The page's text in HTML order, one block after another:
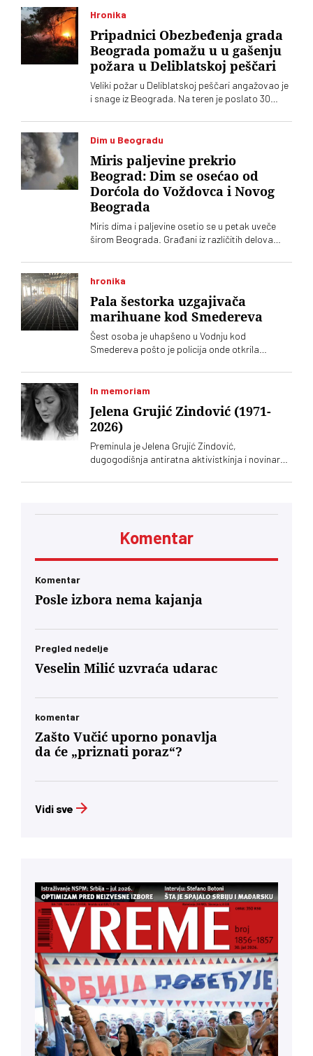
Hronika
Pripadnici Obezbeđenja grada
Beograda pomažu u u gašenju
požara u Deliblatskoj peščari
Veliki požar u Deliblatskoj peščari angažovao je
i snage iz Beograda. Na teren je poslato 30
devet terenskih vozila, a najugroženije je
područje Šumarka
Dim u Beogradu
Miris paljevine prekrio
Beograd: Dim se osećao od
Dorćola do Voždovca i Novog
Beograda
Miris dima i paljevine osetio se u petak uveče
širom Beograda. Građani iz različitih delova
hronika
Pala šestorka uzgajivača
marihuane kod Smedereva
Šest osoba je uhapšeno u Vodnju kod
Smedereva pošto je policija onde otkrila
In memoriam
Jelena Grujić Zindović (1971-
2026)
Preminula je Jelena Grujić Zindović,
dugogodišnja antiratna aktivistkinja i novinarka
Komentar
Komentar
Posle izbora nema kajanja
Pregled nedelje
Veselin Milić uzvraća udarac
komentar
Zašto Vučić uporno ponavlja
da će „priznati poraz“?
Vidi sve